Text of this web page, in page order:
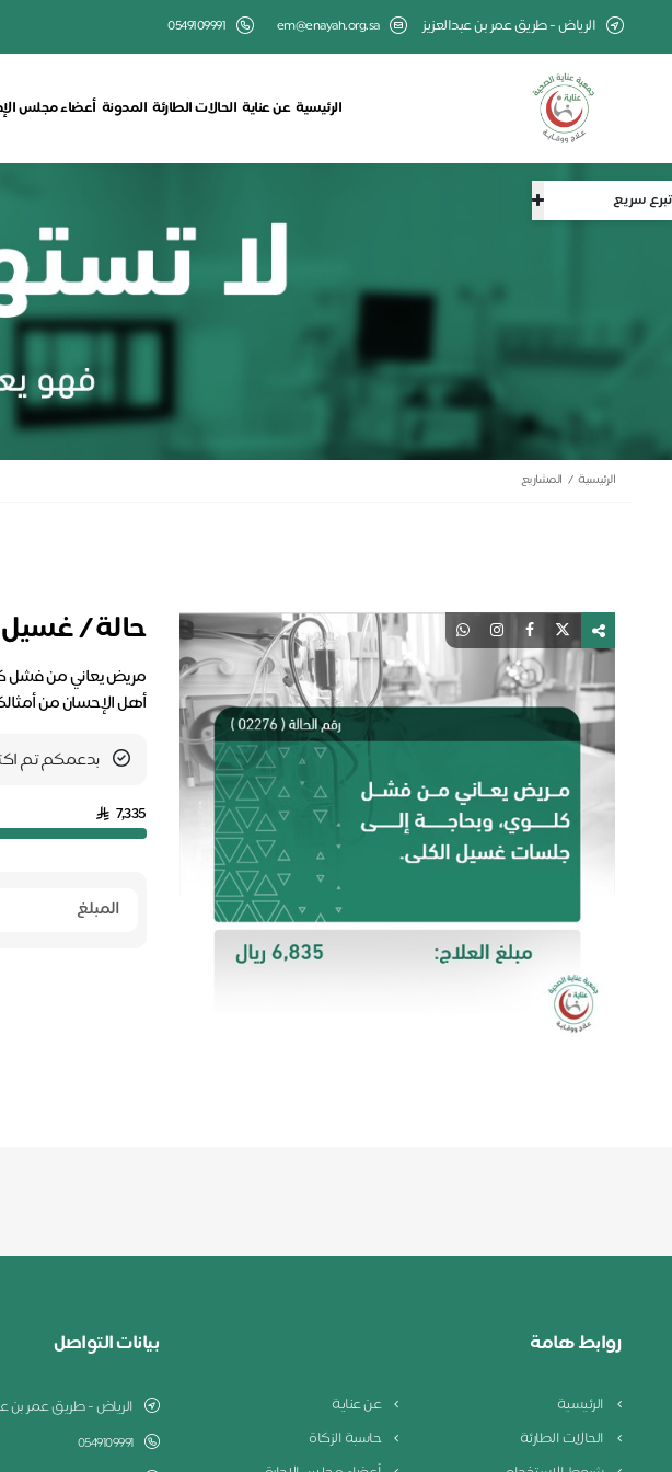
تبرع سريع
الرياض - طريق عمر بن عبدالعزيز em@enayah.org.sa
0549109991
الرئيسية عن عناية الحالات الطارئة المدونة أعضاء مجلس
الرئيسية المشاريع
حالة / غسيل كلى
مريض يعاني من فشل
أهل الإحسان من
بدعمكم تم
7,335
روابط هامة
الرئيسية
عن عناية
الحالات الطارئة
حاسبة الزكاة
بيانات التواصل
الرياض - طريق عمر بن
0549109991